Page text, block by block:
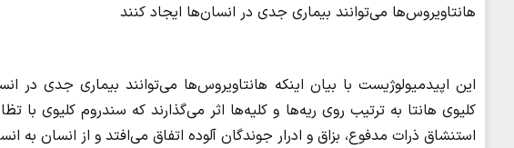
هانتاویروس‌ها می‌توانند بیماری جدی در انسان‌ها ایجاد کنند
این اپیدمیولوژیست با بیان اینکه هانتاویروس‌ها می‌توانند بیماری جدی در
کلیوی هانتا به ترتیب روی ریه‌ها و کلیه‌ها اثر می‌گذارند که سندروم کلیوی
استنشاق ذرات مدفوع، بزاق و ادرار جوندگان آلوده اتفاق می‌افتد و از انسان به